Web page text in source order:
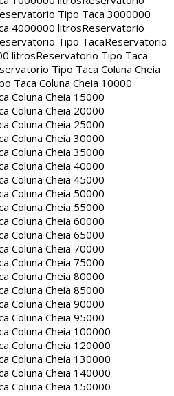
Tipo Taca 3000000
4000000 litrosReservatorio
Tipo TacaReservatorio
litrosReservatorio Tipo Taca
Tipo Taca Coluna Cheia
Taca Coluna Cheia 10000
Coluna Cheia 15000
Coluna Cheia 20000
Coluna Cheia 25000
Coluna Cheia 30000
Coluna Cheia 35000
Coluna Cheia 40000
Coluna Cheia 45000
Coluna Cheia 50000
Coluna Cheia 55000
Coluna Cheia 60000
Coluna Cheia 65000
Coluna Cheia 70000
Coluna Cheia 75000
Coluna Cheia 80000
Coluna Cheia 85000
Coluna Cheia 90000
Coluna Cheia 95000
Coluna Cheia 100000
Coluna Cheia 120000
Coluna Cheia 130000
Coluna Cheia 140000
Coluna Cheia 150000